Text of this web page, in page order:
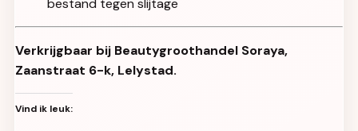
bestand tegen slijtage
Verkrijgbaar bij Beautygroothandel Soraya,
Zaanstraat 6-k, Lelystad.
Vind ik leuk: